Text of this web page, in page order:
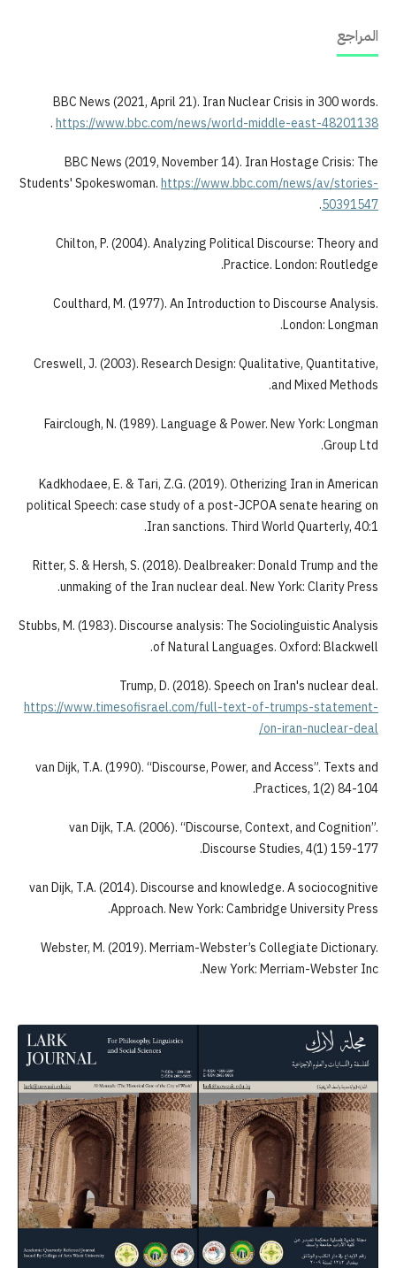
المراجع
BBC News (2021, April 21). Iran Nuclear Crisis in 300 words.
https://www.bbc.com/news/world-middle-east-48201138
.
BBC News (2019, November 14). Iran Hostage Crisis: The
Students' Spokeswoman.https://www.bbc.com/news/av/stories-
50391547
.
Chilton, P. (2004). Analyzing Political Discourse: Theory and
Practice. London: Routledge.
Coulthard, M. (1977). An Introduction to Discourse Analysis.
London: Longman.
Creswell, J. (2003). Research Design: Qualitative, Quantitative,
and Mixed Methods.
Fairclough, N. (1989). Language & Power. New York: Longman
Group Ltd.
Kadkhodaee, E. & Tari, Z.G. (2019). Otherizing Iran in American
political Speech: case study of a post-JCPOA senate hearing on
Iran sanctions. Third World Quarterly, 40:1.
Ritter, S. & Hersh, S. (2018). Dealbreaker: Donald Trump and the
unmaking of the Iran nuclear deal. New York: Clarity Press.
Stubbs, M. (1983). Discourse analysis: The Sociolinguistic Analysis
of Natural Languages. Oxford: Blackwell.
Trump, D. (2018). Speech on Iran's nuclear deal.
https://www.timesofisrael.com/full-text-of-trumps-statement-
on-iran-nuclear-deal/
van Dijk, T.A. (1990). “Discourse, Power, and Access”. Texts and
Practices, 1(2) 84-104.
van Dijk, T.A. (2006). “Discourse, Context, and Cognition”.
Discourse Studies, 4(1) 159-177.
van Dijk, T.A. (2014). Discourse and knowledge. A sociocognitive
Approach. New York: Cambridge University Press.
Webster, M. (2019). Merriam-Webster’s Collegiate Dictionary.
New York: Merriam-Webster Inc.